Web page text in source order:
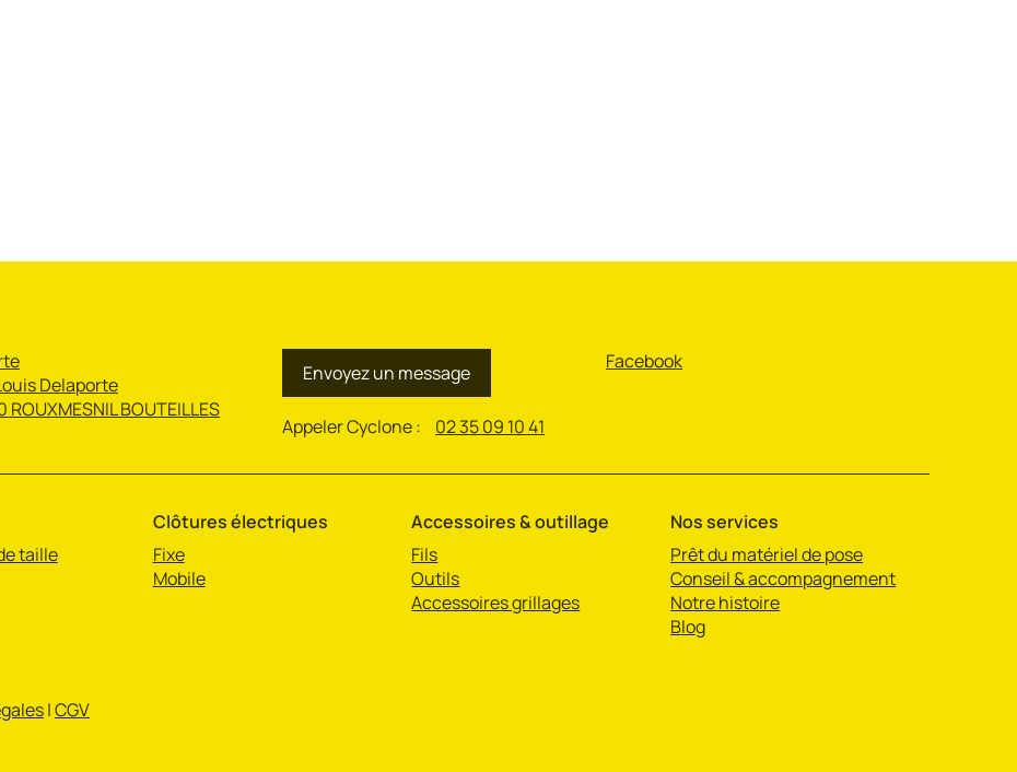
Delaporte
ROUXMESNIL BOUTEILLES
Envoyez un message
Appeler Cyclone : 02 35 09 10 41
Facebook
taille
Clôtures électriques
Fixe
Mobile
Accessoires & outillage
Fils
Outils
Accessoires grillages
Nos services
Prêt du matériel de pose
Conseil & accompagnement
Notre histoire
Blog
|CGV